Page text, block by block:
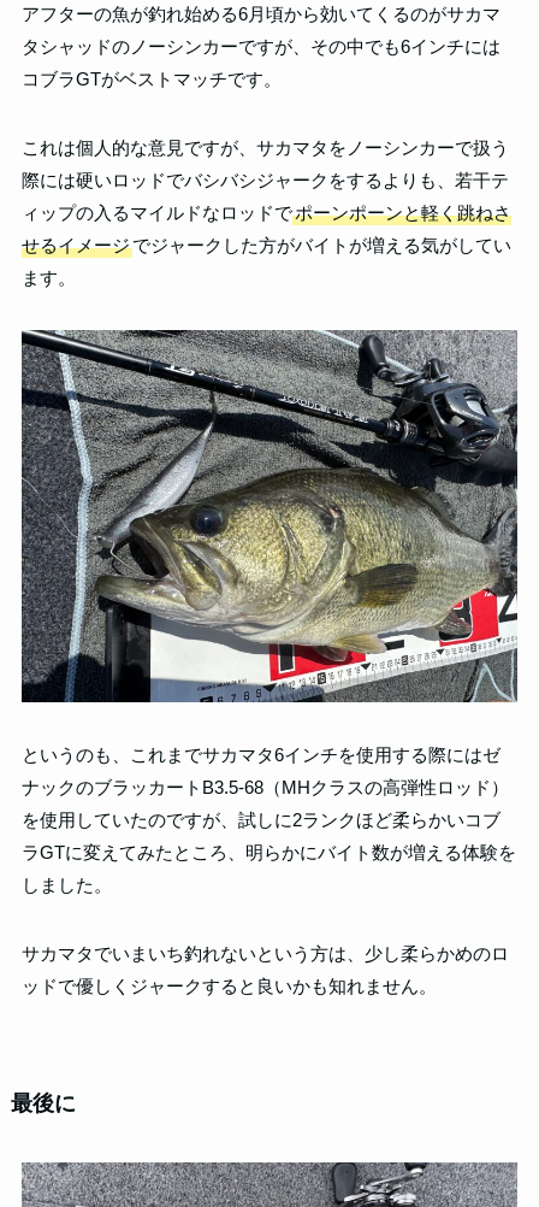
アフターの魚が釣れ始める6月頃から効いてくるのがサカマ
タシャッドのノーシンカーですが、その中でも6インチには
コブラGTがベストマッチです。
これは個人的な意見ですが、サカマタをノーシンカーで扱う
際には硬いロッドでバシバシジャークをするよりも、若干テ
ィップの入るマイルドなロッドでポーンポーンと軽く跳ねさ
せるイメージでジャークした方がバイトが増える気がしてい
ます。
というのも、これまでサカマタ6インチを使用する際にはゼ
ナックのブラッカートB3.5-68（MHクラスの高弾性ロッド）
を使用していたのですが、試しに2ランクほど柔らかいコブ
ラGTに変えてみたところ、明らかにバイト数が増える体験を
しました。
サカマタでいまいち釣れないという方は、少し柔らかめのロ
ッドで優しくジャークすると良いかも知れません。
最後に